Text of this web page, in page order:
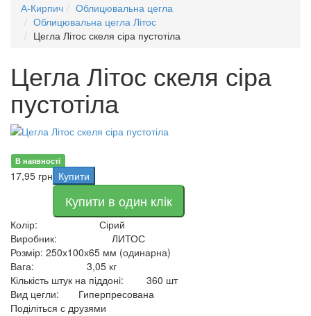
А-Кирпич
Облицювальна цегла
Облицювальна цегла Літос
Цегла Літос скеля сіра пустотіла
Цегла Літос скеля сіра
пустотіла
В наявності
17,95 грн Купити
Купити в один клік
Колір:
Сірий
Виробник:
ЛИТОС
Розмір: 250х100х65 мм (одинарна)
Вага:
3,05 кг
Кількість штук на піддоні:
360 шт
Вид цегли:
Гиперпресована
Поділіться с друзями